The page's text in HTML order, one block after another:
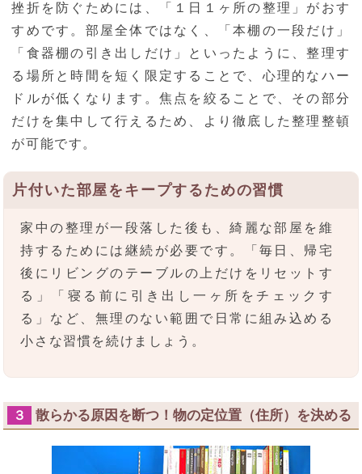
挫折を防ぐためには、「１日１ヶ所の整理」がおす
すめです。部屋全体ではなく、「本棚の一段だけ」
「食器棚の引き出しだけ」といったように、整理す
る場所と時間を短く限定することで、心理的なハー
ドルが低くなります。焦点を絞ることで、その部分
だけを集中して行えるため、より徹底した整理整頓
が可能です。
片付いた部屋をキープするための習慣
家中の整理が一段落した後も、綺麗な部屋を維
持するためには継続が必要です。「毎日、帰宅
後にリビングのテーブルの上だけをリセットす
る」「寝る前に引き出し一ヶ所をチェックす
る」など、無理のない範囲で日常に組み込める
小さな習慣を続けましょう。
３ 散らかる原因を断つ！物の定位置（住所）を決める